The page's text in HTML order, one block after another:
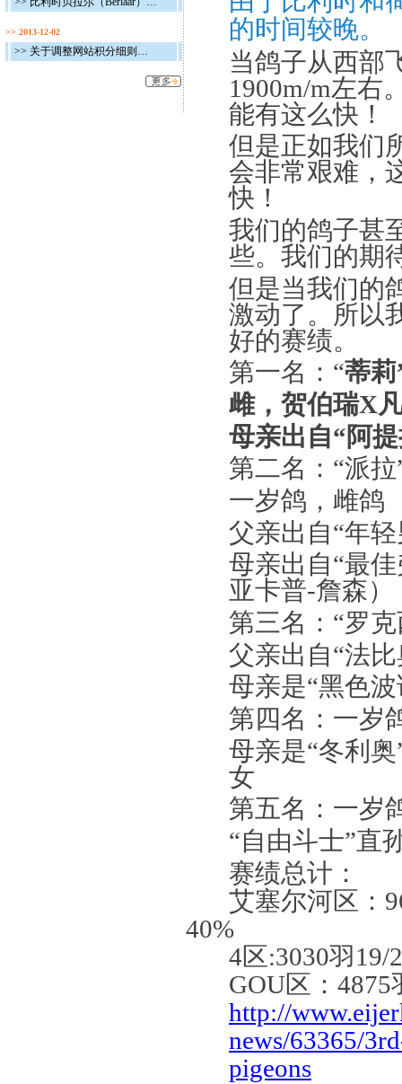
>> 2013-12-02
>> 关于调整网站积分细则的通告
的时间较晚。
当鸽子从西部
1900m/m左右
能有这么快！
但是正如我们
会非常艰难，
快！
我们的鸽子甚
些。我们的期
但是当我们的
激动了。所以
好的赛绩。
第一名：“蒂莉
雌，贺伯瑞X
母亲出自“阿
第二名：“派拉
一岁鸽，雌鸽
父亲出自“年轻
母亲出自“最
亚卡普-詹森）
第三名：“罗克
父亲出自“法比
母亲是“黑色
第四名：一岁
母亲是“冬利奥
女
第五名：一岁
“自由斗士”直
赛绩总计：
艾塞尔河 区：
40%
4 区:3030羽19/
GOU区： 4875
http://
news/63365/
pigeons